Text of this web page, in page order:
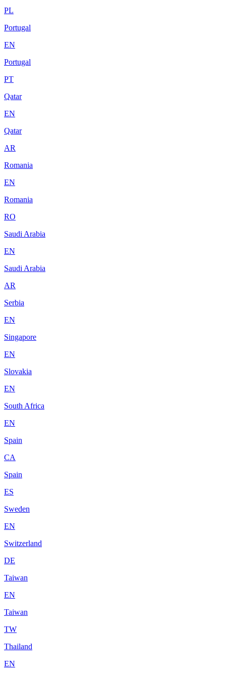
PL
Portugal
EN
Portugal
PT
Qatar
EN
Qatar
AR
Romania
EN
Romania
RO
Saudi Arabia
EN
Saudi Arabia
AR
Serbia
EN
Singapore
EN
Slovakia
EN
South Africa
EN
Spain
CA
Spain
ES
Sweden
EN
Switzerland
DE
Taiwan
EN
Taiwan
TW
Thailand
EN